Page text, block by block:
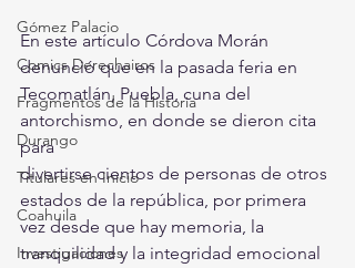
Gómez Palacio
Comics Derechairos
Fragmentos de la Historia
Durango
Titulares en Inicio
Coahuila
Investigaciones
En este artículo Córdova Morán
denunció que en la pasada feria en
Tecomatlán, Puebla, cuna del
antorchismo, en donde se dieron cita
para
divertirse cientos de personas de otros
estados de la república, por primera
vez desde que hay memoria, la
tranquilidad y la integridad emocional